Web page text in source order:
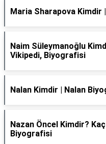
Maria Sharapova
Naim Süleymanoğlu
Vikipedi, Biyografisi
Nalan Kimdir | Nalan
Nazan Öncel Kimdir? Kaç
Biyografisi